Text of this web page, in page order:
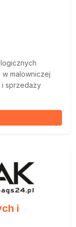
malowniczej
i sprzedaży
i